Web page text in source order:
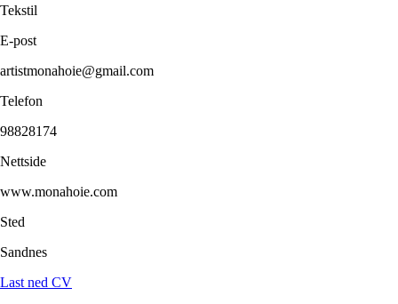
Tekstil
E-post
artistmonahoie@gmail.com
Telefon
98828174
Nettside
www.monahoie.com
Sted
Sandnes
Last ned CV